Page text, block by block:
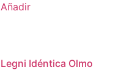
Añadir
Legni Idéntica Olmo